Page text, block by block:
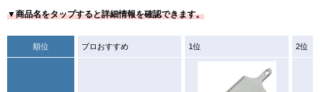
▼商品名をタップすると詳細情報を確認できます。
順位 プロおすすめ 1位 2位